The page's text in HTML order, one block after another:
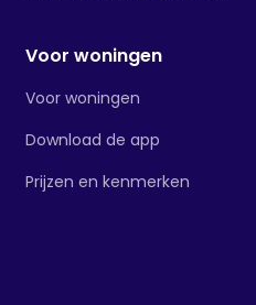
Voor woningen
Voor woningen
Download de app
Prijzen en kenmerken